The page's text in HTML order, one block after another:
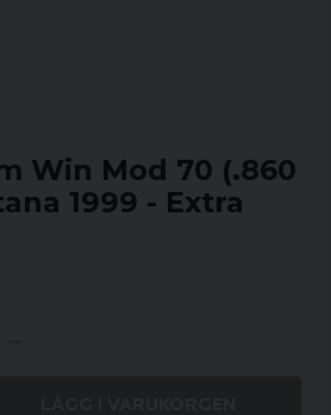
Win Mod 70 (.860
1999 - Extra